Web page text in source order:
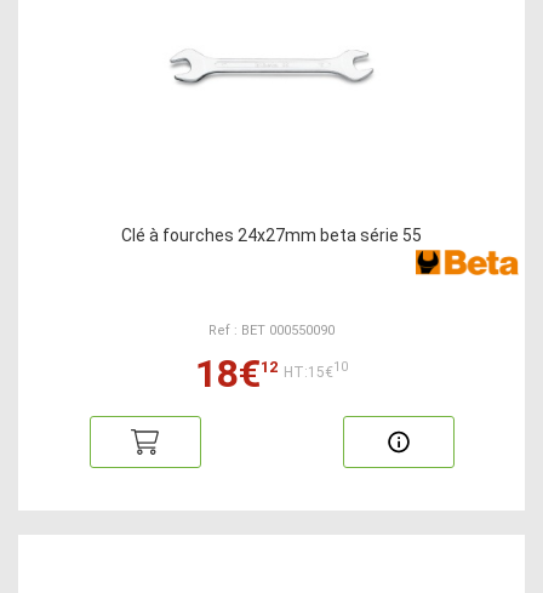
Clé à fourches 24x27mm beta série 55
Ref : BET 000550090
18€12 HT:15€10